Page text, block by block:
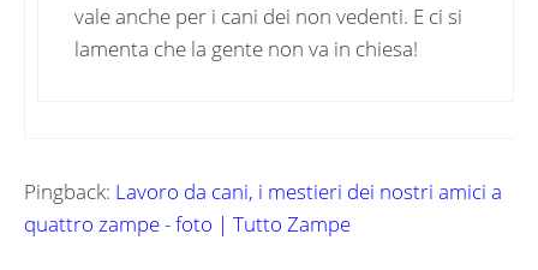
vale anche per i cani dei non vedenti. E ci si
lamenta che la gente non va in chiesa!
Pingback: Lavoro da cani, i mestieri dei nostri amici a
quattro zampe - foto | Tutto Zampe